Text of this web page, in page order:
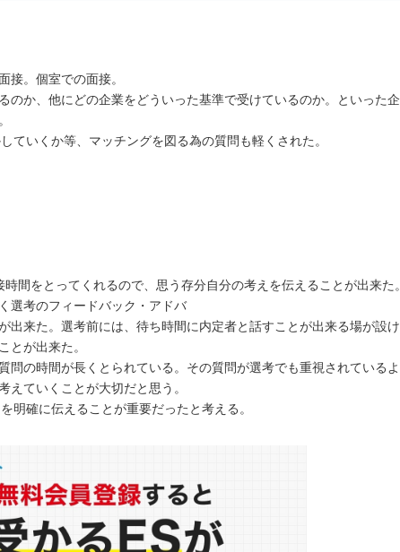
接。個室での面接。
のか、他にどの企業をどういった基準で受けているのか。といった企
ていくか等、マッチングを図る為の質問も軽くされた。
間をとってくれるので、思う存分自分の考えを伝えることが出来た。
選考のフィードバック・アドバ
出来た。選考前には、待ち時間に内定者と話すことが出来る場が設け
が出来た。
問の時間が長くとられている。その質問が選考でも重視されているよ
ていくことが大切だと思う。
明確に伝えることが重要だったと考える。